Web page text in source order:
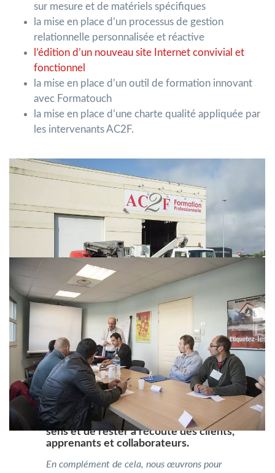
sur mesure et de matériels spécifiques
la mise en place d’un processus de gestion
relationnelle personnalisée et réactive
l’édition d’un nouveau site Internet convivial et
fonctionnel
la mise en place d’un outil de formation innovant
avec Formatouch
la mise en place d’une charte qualité appliquée par
les intervenants AC2F.
Nous essayons de faire preuve de bon
sens et de rester à l’écoute des clients,
apprenants et collaborateurs.
En complément de cela, nous œuvrons pour